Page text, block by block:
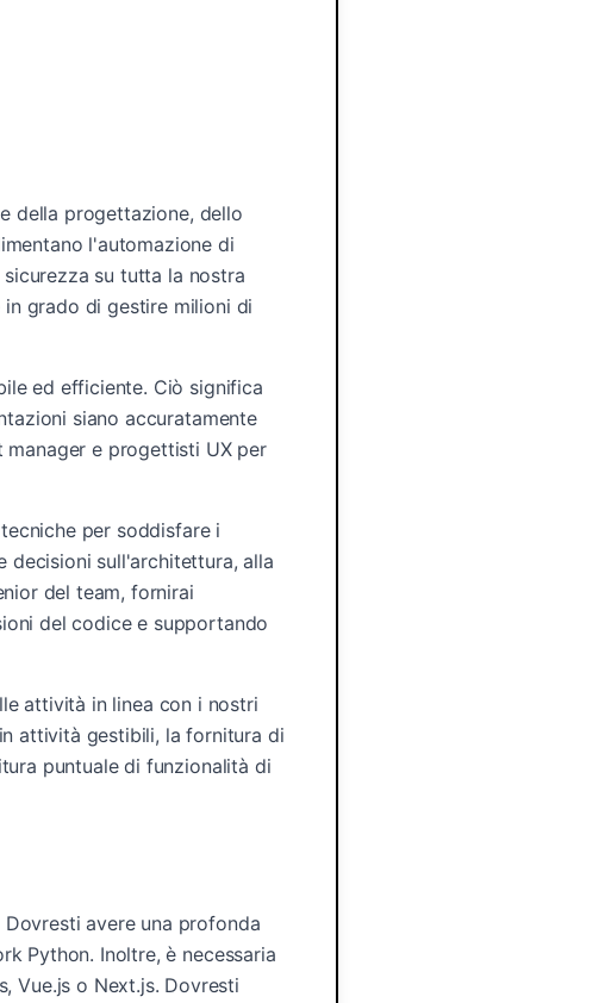
della progettazione, dello
l'automazione di
su tutta la nostra
grado di gestire milioni di
ed efficiente. Ciò significa
siano accuratamente
e progettisti UX per
per soddisfare i
decisioni sull'architettura, alla
del team, fornirai
del codice e supportando
attività in linea con i nostri
attività gestibili, la fornitura di
puntuale di funzionalità di
avere una profonda
Python. Inoltre, è necessaria
Vue.js o Next.js. Dovresti